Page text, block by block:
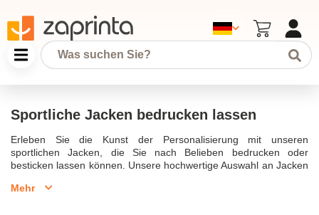
Sportliche Jacken bedrucken lassen
Erleben Sie die Kunst der Personalisierung mit unseren
sportlichen Jacken, die Sie nach Belieben bedrucken oder
besticken lassen können. Unsere hochwertige Auswahl an Jacken
Weise zu präsentieren. Von Softshelljacken über Fleecejacken bis
Mehr